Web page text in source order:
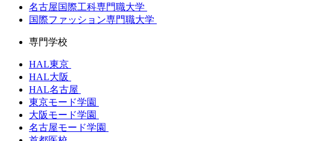
名古屋国際工科専門職大学
国際ファッション専門職大学
専門学校
HAL東京
HAL大阪
HAL名古屋
東京モード学園
大阪モード学園
名古屋モード学園